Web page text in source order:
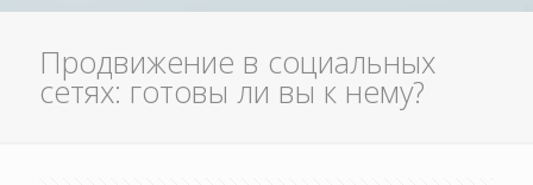
Продвижение в социальных
сетях: готовы ли вы к нему?